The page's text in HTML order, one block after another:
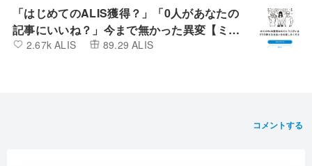
「はじめてのALIS獲得？」「0人があなたの
記事にいいね？」今まで無かった異変【ミン
カブIR】
2.67k ALIS 89.29 ALIS
コメントする